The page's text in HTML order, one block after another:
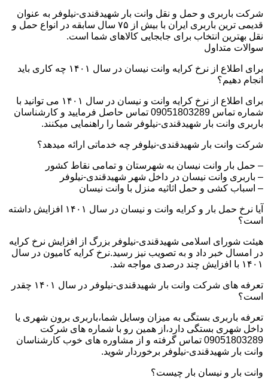
شرکت باربری و حمل و نقل وانت بار شهیدقندی-نیلوفر به عنوان
قدیمی ترین باربری ایران با بیش از ۷۵ سال سابقه در انواع حمل و
نقل بهترین انتخاب برای جابجایی کالاهای شما است.
سوالات متداول
برای اطلاع از نرخ کرایه وانت نیسان در سال ۱۴۰۱ چه کاری باید
انجام دهیم؟
برای اطلاع از نرخ کرایه وانت و نیسان در سال ۱۴۰۱ می توانید با
شماره تماس 09051803289 تماس حاصل فرمایید و کارشناسان
باربری وانت بار شهیدقندی-نیلوفر شما را راهنمایی میکنند.
شرکت وانت بار شهیدقندی-نیلوفر چه خدماتی ارائه میدهد؟
– حمل بار وانت نیسان به شهرستان و تمامی نقاط کشور
– باربری وانت نیسان در داخل شهر شهیدقندی-نیلوفر
– اسباب کشی و حمل اثاثیه منزل با وانت نیسان
آیا نرخ حمل بار و کرایه وانت و نیسان در سال ۱۴۰۱ افزایش داشته
است؟
هیئت شورای اسلامی شهیدقندی-نیلوفر بزرگ از افزایش نرخ کرایه
در امسال خبر داد و به تصویب نیز رسید.نرخ کرایه کامیون در سال
۱۴۰۱ با افزایش چند درصدی مواجه شد.
تعرفه های شرکت وانت بار شهیدقندی-نیلوفر در سال ۱۴۰۱ چقدر
است؟
تعرفه باربری بستگی به میزان وسایل شما،باربری برون شهری یا
داخل شهری بستگی دارد،از همین رو با شماره های شرکت
09051803289 تماس گرفته و از مشاوره های خوب کارشناسان
وانت بار شهیدقندی-نیلوفر برخوردار شوید.
وانت بار و نیسان بار چیست؟